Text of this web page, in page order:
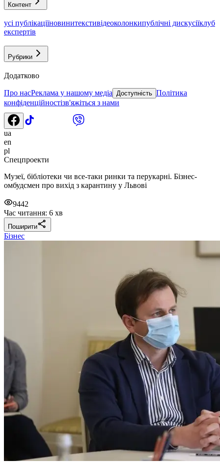
Контент
усі публікаціїновинитекстивідеоколонкипублічні дискусіїклуб
експертів
Рубрики
Додатково
Про насРеклама у нашому медіа Доступність Політика
конфіденційностізв'яжіться з нами
ua
en
pl
Спецпроекти
Музеї, бібліотеки чи все-таки ринки та перукарні. Бізнес-
омбудсмен про вихід з карантину у Львові
9442
Час читання: 6 хв
Поширити
Бізнес